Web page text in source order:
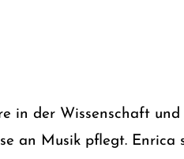
in der Wissenschaft und
an Musik pflegt. Enrica